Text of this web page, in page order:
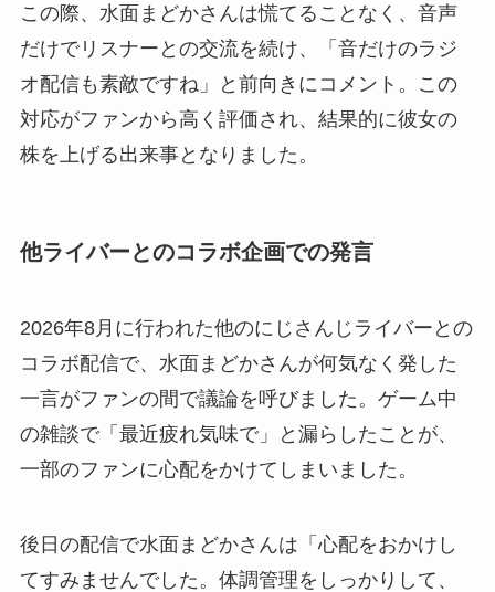
この際、水面まどかさんは慌てることなく、音声
だけでリスナーとの交流を続け、「音だけのラジ
オ配信も素敵ですね」と前向きにコメント。この
対応がファンから高く評価され、結果的に彼女の
株を上げる出来事となりました。
他ライバーとのコラボ企画での発言
2026年8月に行われた他のにじさんじライバーとの
コラボ配信で、水面まどかさんが何気なく発した
一言がファンの間で議論を呼びました。ゲーム中
の雑談で「最近疲れ気味で」と漏らしたことが、
一部のファンに心配をかけてしまいました。
後日の配信で水面まどかさんは「心配をおかけし
てすみませんでした。体調管理をしっかりして、